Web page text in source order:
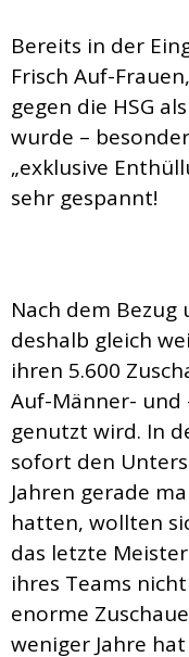
Bereits in der
Frisch Auf-
gegen die HSG
wurde –
„exklusive
sehr gespannt!
Nach dem
deshalb gleich
ihren 5.600
Auf-Männer- und
genutzt wird. In
sofort den
Jahren gerade
hatten, wollten
das letzte
ihres Teams
enorme
weniger Jahre